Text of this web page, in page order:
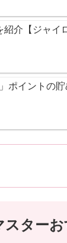
介【ジャイ
ポイントの
スター